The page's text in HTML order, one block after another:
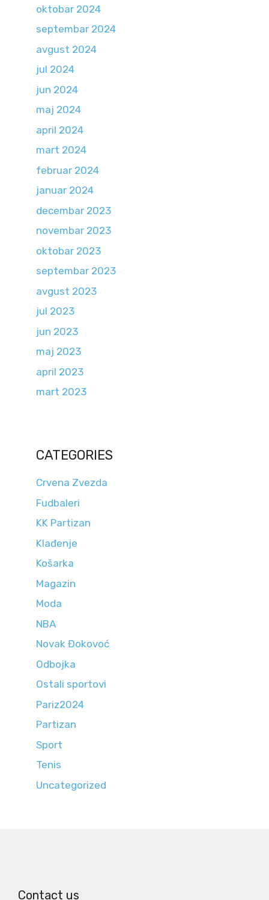
oktobar 2024
septembar 2024
avgust 2024
jul 2024
jun 2024
maj 2024
april 2024
mart 2024
februar 2024
januar 2024
decembar 2023
novembar 2023
oktobar 2023
septembar 2023
avgust 2023
jul 2023
jun 2023
maj 2023
april 2023
mart 2023
CATEGORIES
Crvena Zvezda
Fudbaleri
KK Partizan
Klađenje
Košarka
Magazin
Moda
NBA
Novak Đokovoć
Odbojka
Ostali sportovi
Pariz2024
Partizan
Sport
Tenis
Uncategorized
Contact us